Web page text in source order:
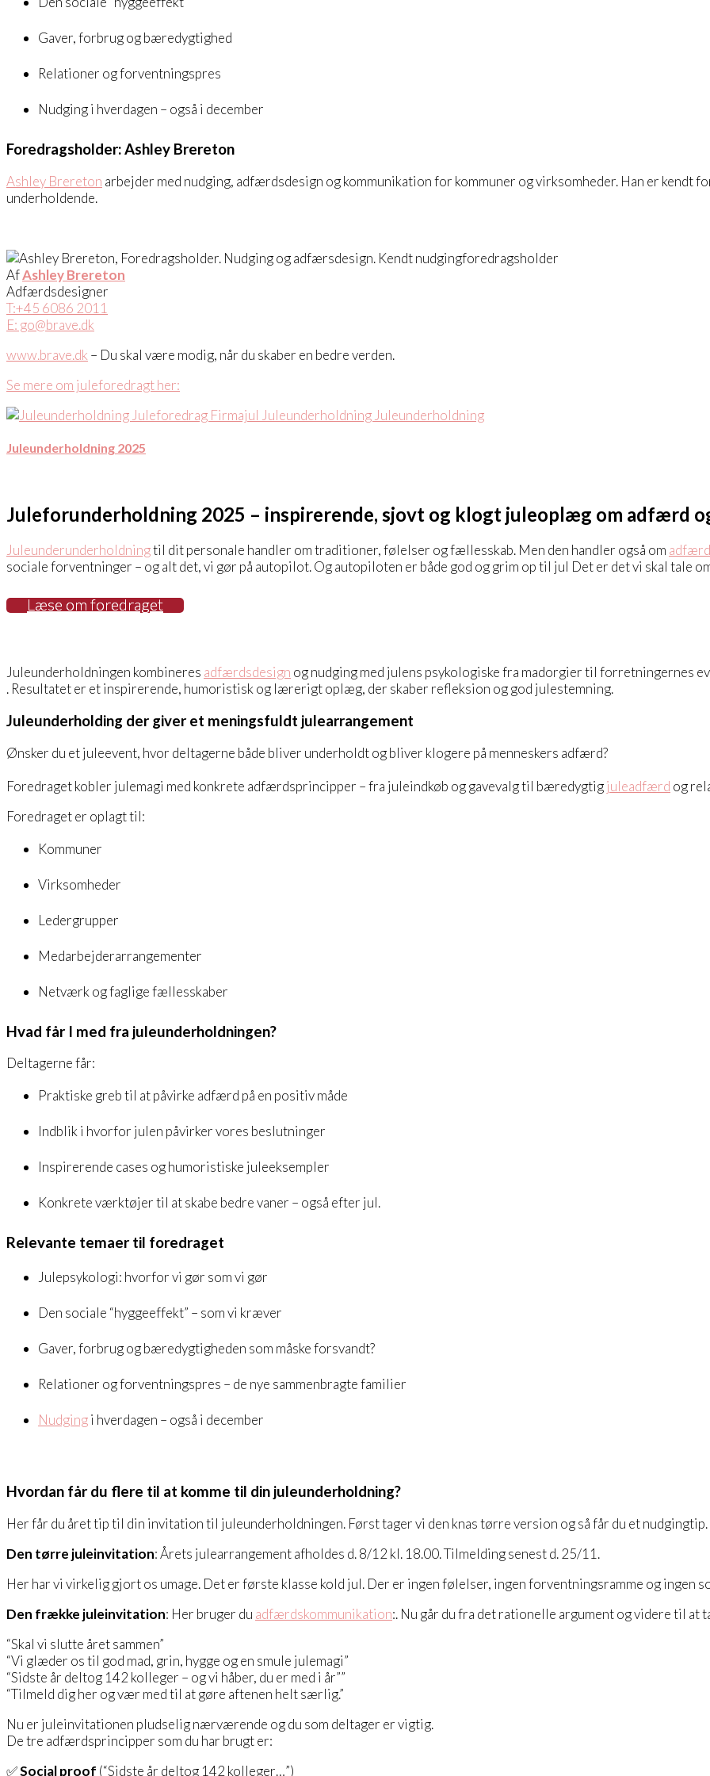
Gaver, forbrug og bæredygtighed
Relationer og forventningspres
Nudging i hverdagen – også i december
Foredragsholder: Ashley Brereton
Ashley Brereton arbejder med nudging, adfærdsdesign og kommunikation for kommuner og virksomheder. Han er kendt
underholdende.
AfAshley Brereton
Adfærdsdesigner
T:+45 6086 2011
E: go@brave.dk
www.brave.dk – Du skal være modig, når du skaber en bedre verden.
Se mere om juleforedragt her:
Juleunderholdning 2025
Juleforunderholdning 2025 – inspirerende, sjovt og klogt juleoplæg om adfærd
Juleunderunderholdningtil dit personale handler om traditioner, følelser og fællesskab. Men den handler også om adfærd
sociale forventninger – og alt det, vi gør på autopilot. Og autopiloten er både god og grim op til jul Det er det vi skal tale
Læse om foredraget
Juleunderholdningen kombineres adfærdsdesign og nudging med julens psykologiske fra madorgier til forretningernes
. Resultatet er et inspirerende, humoristisk og lærerigt oplæg, der skaber refleksion og god julestemning.
Juleunderholding der giver et meningsfuldt julearrangement
Ønsker du et juleevent, hvor deltagerne både bliver underholdt og bliver klogere på menneskers adfærd?
Foredraget kobler julemagi med konkrete adfærdsprincipper – fra juleindkøb og gavevalg til bæredygtigjuleadfærd og
Foredraget er oplagt til:
Kommuner
Virksomheder
Ledergrupper
Medarbejderarrangementer
Netværk og faglige fællesskaber
Hvad får I med fra juleunderholdningen?
Deltagerne får:
Praktiske greb til at påvirke adfærd på en positiv måde
Indblik i hvorfor julen påvirker vores beslutninger
Inspirerende cases og humoristiske juleeksempler
Konkrete værktøjer til at skabe bedre vaner – også efter jul.
Relevante temaer til foredraget
Julepsykologi: hvorfor vi gør som vi gør
Den sociale “hyggeeffekt” – som vi kræver
Gaver, forbrug og bæredygtigheden som måske forsvandt?
Relationer og forventningspres – de nye sammenbragte familier
Nudgingi hverdagen – også i december
Hvordan får du flere til at komme til din juleunderholdning?
Her får du året tip til din invitation til juleunderholdningen. Først tager vi den knas tørre version og så får du et nudgingtip.
Den tørre juleinvitation: Årets julearrangement afholdes d. 8/12 kl. 18.00. Tilmelding senest d. 25/11.
Her har vi virkelig gjort os umage. Det er første klasse kold jul. Der er ingen følelser, ingen forventningsramme og ingen
Den frække juleinvitation: Her bruger du adfærdskommunikation:. Nu går du fra det rationelle argument og videre til at
“Skal vi slutte året sammen”
“Vi glæder os til god mad, grin, hygge og en smule julemagi”
“Sidste år deltog 142 kolleger – og vi håber, du er med i år””
“Tilmeld dig her og vær med til at gøre aftenen helt særlig.”
Nu er juleinvitationen pludselig nærværende og du som deltager er vigtig.
De tre adfærdsprincipper som du har brugt er:
✅Social proof (“Sidste år deltog 142 kolleger…”)